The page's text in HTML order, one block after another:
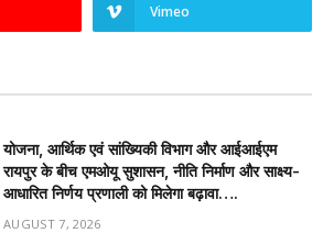
Vimeo
योजना, आर्थिक एवं सांख्यिकी विभाग और आईआईएम
रायपुर के बीच एमओयू सुशासन, नीति निर्माण और साक्ष्य-
आधारित निर्णय प्रणाली को मिलेगा बढ़ावा….
AUGUST 7, 2026